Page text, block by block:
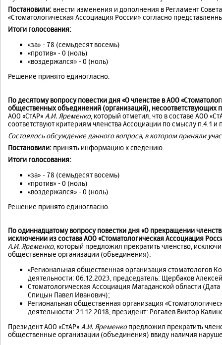
Постановили: внести изменения и дополнения в Регламент
«Стоматологическая Ассоциация России» согласно
Итоги голосования:
«за» - 78 (семьдесят восемь)
«против» - 0 (ноль)
«воздержался» - 0 (ноль)
Решение принято единогласно.
По десятому вопросу повестки дня «О членстве в АОО
общественных объединений (организаций), несоответствующих
АОО «СтАР» А.И. Яременко, который отметил, что в составе АОО
соответствуют критериям членства Ассоциации по смыслу п.4.1 и
Состоялось обсуждение данного вопроса, в котором приняли
Постановили: принять информацию к сведению.
Итоги голосования:
«за» - 78 (семьдесят восемь)
«против» - 0 (ноль)
«воздержался» - 0 (ноль)
Решение принято единогласно.
По одиннадцатому вопросу повестки дня «О прекращении
исключении из состава АОО «Стоматологическая Ассоциация
А.И. Яременко, который предложил прекратить членство,
общественные организации (объединения):
«Региональная общественная организация стоматологов
деятельности: 06.12.2023, председатель: Щербаков
Стоматологическая Ассоциация Магаданской области
Спицын Павел Иванович);
Региональная общественная организация
деятельности: 21.12.2018, президент: Рогалев Виктор
Президент АОО «СтАР» А.И. Яременкопредложил прекратить
общественные организации (объединения) ввиду наличия